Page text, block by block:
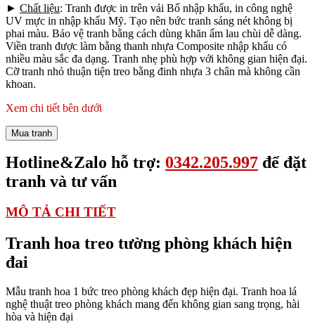
► Chất liệu: Tranh được in trên vải Bố nhập khẩu, in công nghệ
UV mực in nhập khẩu Mỹ. Tạo nên bức tranh sáng nét không bị
phai màu. Bảo vệ tranh bằng cách dùng khăn ẩm lau chùi dễ dàng.
Viền tranh được làm bằng thanh nhựa Composite nhập khẩu có
nhiều màu sắc đa dạng. Tranh nhẹ phù hợp với không gian hiện đại.
Cỡ tranh nhỏ thuận tiện treo bằng đinh nhựa 3 chân mà không cần
khoan.
Xem chi tiết bên dưới
Mua tranh
Hotline&Zalo hỗ trợ: 0342.205.997 để đặt
tranh và tư vấn
MÔ TẢ CHI TIẾT
Tranh hoa treo tường phòng khách hiện
đai
Mẫu tranh hoa 1 bức treo phòng khách đẹp hiện đại. Tranh hoa lá
nghệ thuật treo phòng khách mang đến không gian sang trọng, hài
hòa và hiện đại